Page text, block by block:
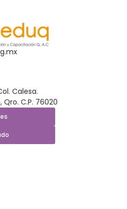
Calesa.
C.P. 76020